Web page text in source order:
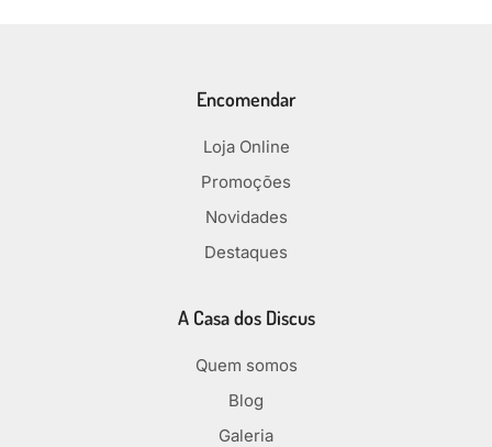
Encomendar
Loja Online
Promoções
Novidades
Destaques
A Casa dos Discus
Quem somos
Blog
Galeria